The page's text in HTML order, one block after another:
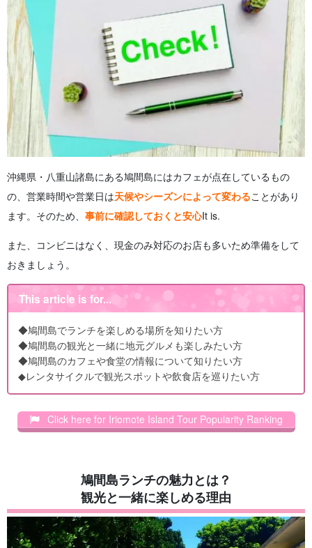
沖縄県・八重山諸島にある鳩間島にはカフェが点在しているもの
の、営業時間や営業日は天候やシーズンによって変わることがあり
ます。そのため、 事前に確認しておくと安心It is.
また、コンビニはなく、現金のみ対応のお店も多いため準備をして
おきましょう。
This article is for...
◆鳩間島でランチを楽しめる場所を知りたい方
◆鳩間島の観光と一緒に地元グルメも楽しみたい方
◆鳩間島のカフェや食堂の情報について知りたい方
◆レンタサイクルで観光スポットや飲食店を巡りたい方
Click here for Iriomote Island Tour Popularity Ranking
鳩間島ランチの魅力とは？
観光と一緒に楽しめる理由